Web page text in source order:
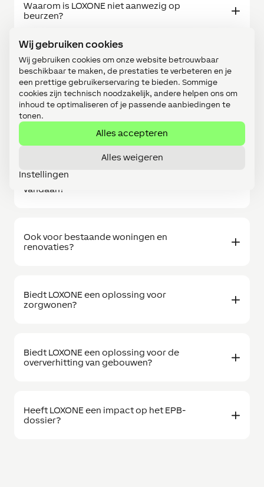
Wij gebruiken cookies
Wij gebruiken cookies om onze website betrouwbaar
beschikbaar te maken, de prestaties te verbeteren en je
een prettige gebruikerservaring te bieden. Sommige
cookies zijn technisch noodzakelijk, andere helpen ons om
inhoud te optimaliseren of je passende aanbiedingen te
tonen.
Alles accepteren
Alles weigeren
Instellingen
Waarom is LOXONE niet aanwezig op
beurzen?
Welke leveringstermijnen mag ik
verwachten?
Wat zijn de betalingsvoorwaarden en
wanneer moet ik bestellen?
Waar komen de LOXONE producten
vandaan?
Ook voor bestaande woningen en
renovaties?
Biedt LOXONE een oplossing voor
zorgwonen?
Biedt LOXONE een oplossing voor de
oververhitting van gebouwen?
Heeft LOXONE een impact op het EPB-
dossier?